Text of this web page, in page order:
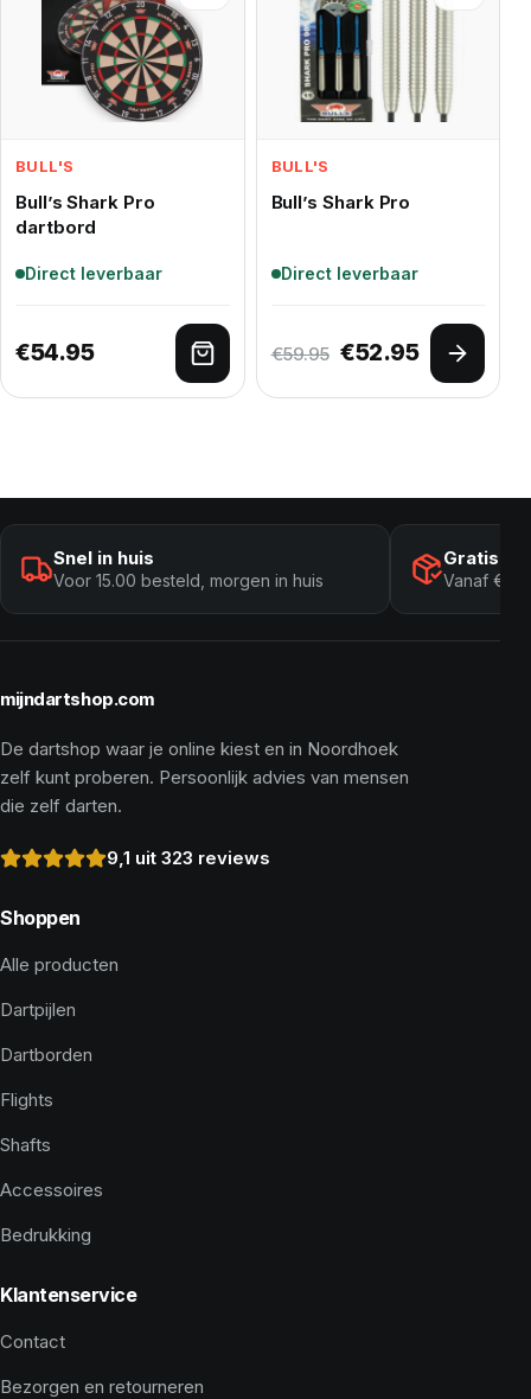
BULL'S
Bull’s Shark Pro
dartbord
Direct leverbaar
€54.95
Toevoegen aan winkelwagen
BULL'S
Bull’s Shark Pro
Direct leverbaar
€59.95 Oorspronkelijke
€52.95Huidige
Opties
Snel in huis
Voor 15.00 besteld, morgen in huis
Gratis
Vanaf €
mijndartshop.com
De dartshop waar je online kiest en in Noordhoek
zelf kunt proberen. Persoonlijk advies van mensen
die zelf darten.
9,1 uit 323 reviews
Shoppen
Alle producten
Dartpijlen
Dartborden
Flights
Shafts
Accessoires
Bedrukking
Klantenservice
Contact
Bezorgen en retourneren